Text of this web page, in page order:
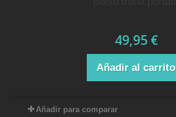
49,95 €
Añadir al carrito
Añadir para comparar